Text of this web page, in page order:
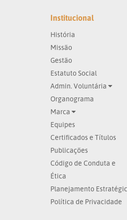
Institucional
História
Missão
Gestão
Estatuto Social
Admin. Voluntária
Organograma
Marca
Equipes
Certificados e Títulos
Publicações
Código de Conduta e
Ética
Planejamento
Política de Privacidade